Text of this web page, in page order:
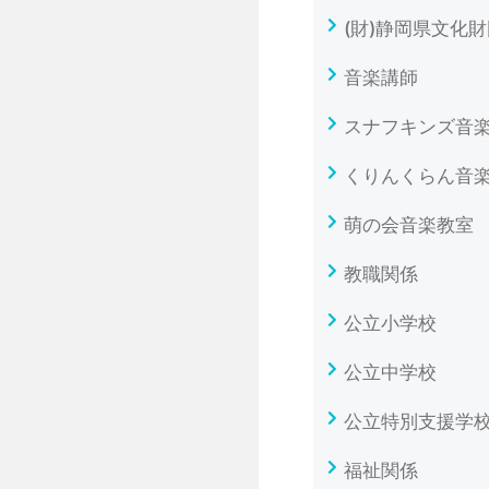
(財)静岡県文化財
音楽講師
スナフキンズ音
くりんくらん音
萌の会音楽教室
教職関係
公立小学校
公立中学校
公立特別支援学
福祉関係